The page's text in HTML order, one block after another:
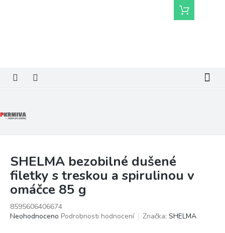
Nákupní
košík
SHELMA bezobilné dušené
filetky s treskou a spirulinou v
omáčce 85 g
8595606406674
Průměrné
Neohodnoceno Podrobnosti hodnocení Značka: SHELMA